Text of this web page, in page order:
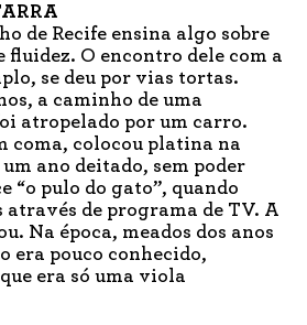
de Recife ensina algo sobre
O encontro dele com a
se deu por vias tortas.
a caminho de uma
atropelado por um carro.
coma, colocou platina na
ano deitado, sem poder
“o pulo do gato”, quando
através de programa de TV. A
Na época, meados dos anos
era pouco conhecido,
era só uma viola